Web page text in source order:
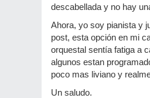
descabellada y no hay
Ahora, yo soy pianista y
post, esta opción en mi
orquestal sentía fatiga a
algunos estan
poco mas liviano y
Un saludo.